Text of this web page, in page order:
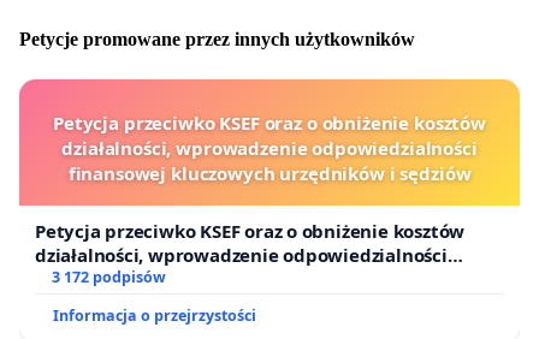
Petycje promowane przez innych użytkowników
Petycja przeciwko KSEF oraz o obniżenie kosztów
działalności, wprowadzenie odpowiedzialności
finansowej kluczowych urzędników i sędziów
Petycja przeciwko KSEF oraz o obniżenie kosztów
działalności, wprowadzenie odpowiedzialności
finansowej kluczowych urzędników i sędziów
3 172 podpisów
Informacja o przejrzystości